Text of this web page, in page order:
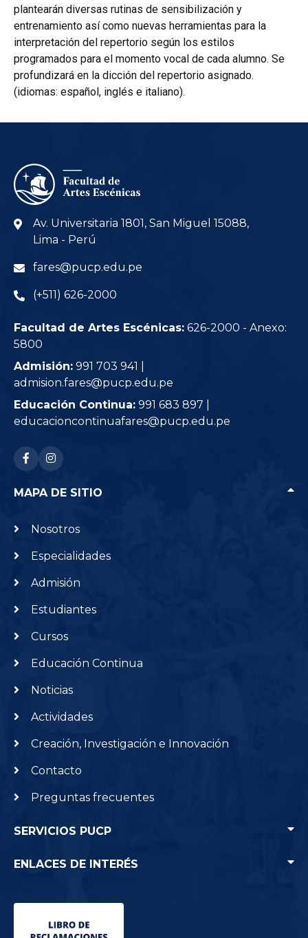
plantearán diversas rutinas de sensibilización y
entrenamiento así como nuevas herramientas para la
interpretación del repertorio según los estilos
programados para el momento vocal de cada alumno. Se
profundizará en la dicción del repertorio asignado.
(idiomas: español, inglés e italiano).
Av. Universitaria 1801, San Miguel 15088,
Lima - Perú
fares@pucp.edu.pe
(+511) 626-2000
Facultad de Artes Escénicas: 626-2000 - Anexo:
5800
Admisión: 991 703 941 |
admision.fares@pucp.edu.pe
Educación Continua: 991 683 897 |
educacioncontinuafares@pucp.edu.pe
RRSS: facebook-f
RRSS: instagram
MAPA DE SITIO
Nosotros
Especialidades
Admisión
Estudiantes
Cursos
Educación Continua
Noticias
Actividades
Creación, Investigación e Innovación
Contacto
Preguntas frecuentes
SERVICIOS PUCP
Punto Edu
Servicio de Salud
ENLACES DE INTERÉS
Home PUCP
Intercambio académico